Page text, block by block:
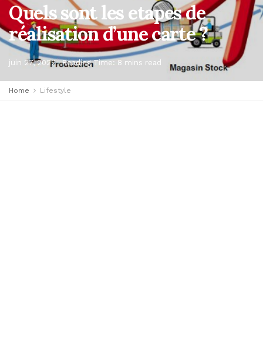
Quels sont les etapes de
réalisation d’une carte ?
juin 27, 2022 Reading Time: 8 mins read
Home Lifestyle